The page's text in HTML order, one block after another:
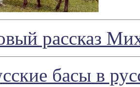
рассказ
басы в